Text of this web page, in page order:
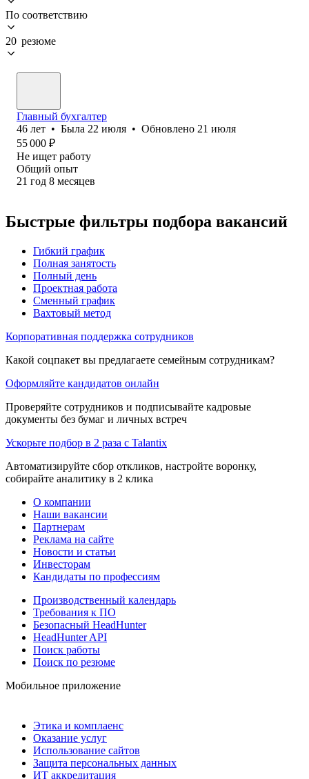
По соответствию
20 резюме
Главный бухгалтер
46 лет • Была 22 июля • Обновлено 21 июля
55 000 ₽
Не ищет работу
Общий опыт
21 год 8 месяцев
Быстрые фильтры подбора вакансий
Гибкий график
Полная занятость
Полный день
Проектная работа
Сменный график
Вахтовый метод
Корпоративная поддержка сотрудников
Какой соцпакет вы предлагаете семейным сотрудникам?
Оформляйте кандидатов онлайн
Проверяйте сотрудников и подписывайте кадровые
документы без бумаг и личных встреч
Ускорьте подбор в 2 раза с Talantix
Автоматизируйте сбор откликов, настройте воронку,
собирайте аналитику в 2 клика
О компании
Наши вакансии
Партнерам
Реклама на сайте
Новости и статьи
Инвесторам
Кандидаты по профессиям
Производственный календарь
Требования к ПО
Безопасный HeadHunter
HeadHunter API
Поиск работы
Поиск по резюме
Мобильное приложение
Этика и комплаенс
Оказание услуг
Использование сайтов
Защита персональных данных
ИТ аккредитация